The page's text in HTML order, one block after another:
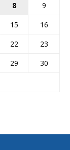
8
9
15
16
22
23
29
30